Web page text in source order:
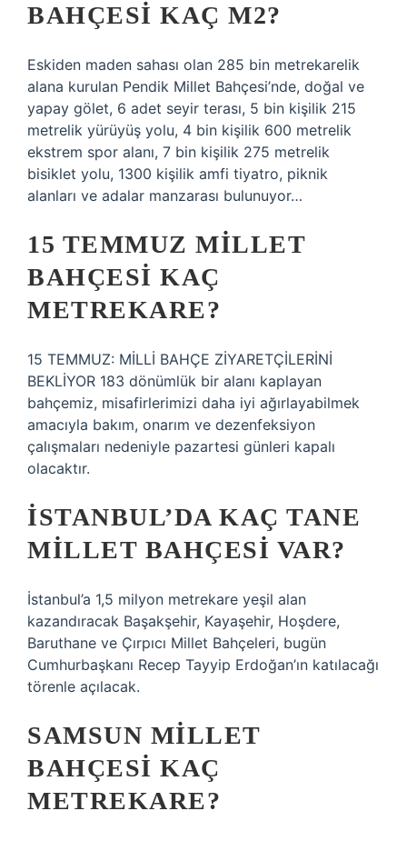
BAHÇESI KAÇ M2?
Eskiden maden sahası olan 285 bin metrekarelik
alana kurulan Pendik Millet Bahçesi’nde, doğal ve
yapay gölet, 6 adet seyir terası, 5 bin kişilik 215
metrelik yürüyüş yolu, 4 bin kişilik 600 metrelik
ekstrem spor alanı, 7 bin kişilik 275 metrelik
bisiklet yolu, 1300 kişilik amfi tiyatro, piknik
alanları ve adalar manzarası bulunuyor…
15 TEMMUZ MILLET
BAHÇESI KAÇ
METREKARE?
15 TEMMUZ: MİLLİ BAHÇE ZİYARETÇİLERİNİ
BEKLİYOR 183 dönümlük bir alanı kaplayan
bahçemiz, misafirlerimizi daha iyi ağırlayabilmek
amacıyla bakım, onarım ve dezenfeksiyon
çalışmaları nedeniyle pazartesi günleri kapalı
olacaktır.
İSTANBUL’DA KAÇ TANE
MILLET BAHÇESI VAR?
İstanbul’a 1,5 milyon metrekare yeşil alan
kazandıracak Başakşehir, Kayaşehir, Hoşdere,
Baruthane ve Çırpıcı Millet Bahçeleri, bugün
Cumhurbaşkanı Recep Tayyip Erdoğan’ın katılacağı
törenle açılacak.
SAMSUN MILLET
BAHÇESI KAÇ
METREKARE?